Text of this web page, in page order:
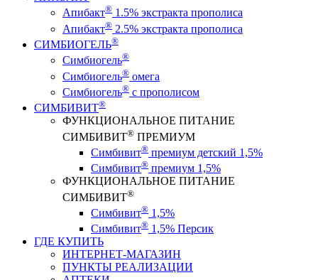
Апибакт® 1.5% экстракта прополиса
Апибакт® 2.5% экстракта прополиса
СИМБИОГЕЛЬ®
Симбиогель®
Симбиогель® омега
Симбиогель® c прополисом
СИМБИВИТ®
ФУНКЦИОНАЛЬНОЕ ПИТАНИЕ
СИМБИВИТ® ПРЕМИУМ
Симбивит® премиум детский 1,5%
Симбивит® премиум 1,5%
ФУНКЦИОНАЛЬНОЕ ПИТАНИЕ
СИМБИВИТ®
Симбивит® 1,5%
Симбивит® 1,5% Персик
ГДЕ КУПИТЬ
ИНТЕРНЕТ-МАГАЗИН
ПУНКТЫ РЕАЛИЗАЦИИ